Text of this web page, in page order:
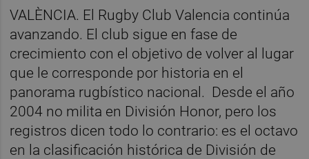
VALÈNCIA. El Rugby Club Valencia continúa
avanzando. El club sigue en fase de
crecimiento con el objetivo de volver al lugar
que le corresponde por historia en el
panorama rugbístico nacional. Desde el año
2004 no milita en División Honor, pero los
registros dicen todo lo contrario: es el octavo
en la clasificación histórica de División de